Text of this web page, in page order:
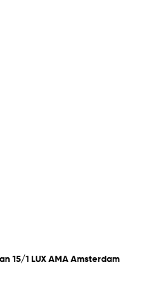
15/1 LUX AMA Amsterdam